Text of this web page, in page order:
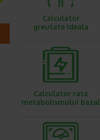
Calculator
greutate ideala
Calculator rata
metabolismului bazal